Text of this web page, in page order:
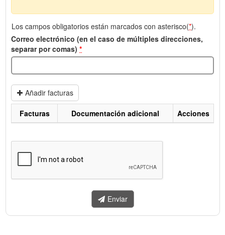
Los campos obligatorios están marcados con asterisco(*).
Correo electrónico (en el caso de múltiples direcciones,
separar por comas) *
Añadir facturas
enviar.
Facturas Documentación adicional Acciones
Enviar